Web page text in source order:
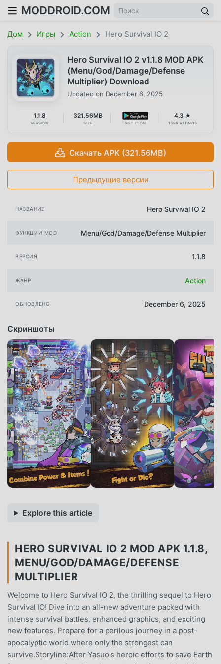
MODDROID.COM
Дом Игры Action Hero Survival IO 2
Hero Survival IO 2 v1.1.8 MOD APK
(Menu/God/Damage/Defense
Multiplier) Download
Updated on December 6, 2025
1.1.8
VERSION
321.56MB
SIZE GET IT ON
4.3 ★
1698 RATINGS
Скачать APK (321.56MB)
Предыдущие версии
НАЗВАНИЕ Hero Survival IO 2
ФУНКЦИИ MOD Menu/God/Damage/Defense Multiplier
ВЕРСИЯ 1.1.8
ЖАНР Action
ОБНОВЛЕНО December 6, 2025
Скриншоты
Explore this article
HERO SURVIVAL IO 2 MOD APK 1.1.8,
MENU/GOD/DAMAGE/DEFENSE
MULTIPLIER
Welcome to Hero Survival IO 2, the thrilling sequel to Hero
Survival IO! Dive into an all-new adventure packed with
intense survival battles, enhanced graphics, and exciting
new features. Prepare for a perilous journey in a post-
apocalyptic world where only the strongest can
survive.Storyline:After Yasuo's heroic efforts to save Earth